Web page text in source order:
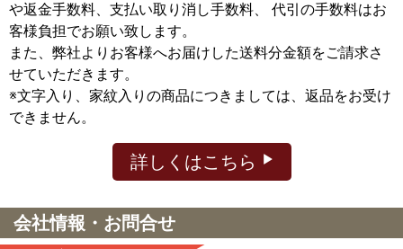
や返金手数料、支払い取り消し手数料、 代引の手数料はお
客様負担でお願い致します。
また、弊社よりお客様へお届けした送料分金額をご請求さ
せていただきます。
※文字入り、家紋入りの商品につきましては、返品をお受け
できません。
詳しくはこちら
会社情報・お問合せ